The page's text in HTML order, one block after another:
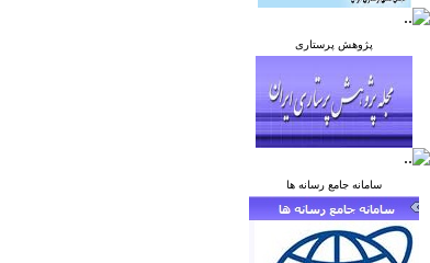
پژوهش پرستاری
سامانه جامع رسانه ها